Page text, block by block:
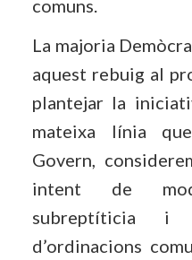
comuns.
La majoria
aquest rebuig al
plantejar la
mateixa línia
Govern,
intent de
subreptíticia i
d’ordinacions